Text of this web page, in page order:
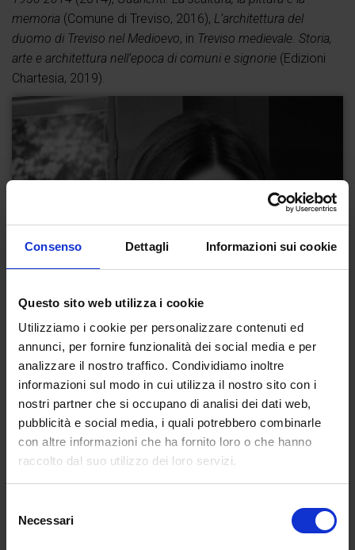
Consenso Dettagli Informazioni sui cookie
Questo sito web utilizza i cookie
Utilizziamo i cookie per personalizzare contenuti ed
annunci, per fornire funzionalità dei social media e per
analizzare il nostro traffico. Condividiamo inoltre
informazioni sul modo in cui utilizza il nostro sito con i
nostri partner che si occupano di analisi dei dati web,
pubblicità e social media, i quali potrebbero combinarle
con altre informazioni che ha fornito loro o che hanno
raccolto dal suo utilizzo dei loro servizi.
delNecessari
memoria (Comune di Treviso, 2016), L’architettura del
duomo di Treviso nel Medioevo, in Treviso medievale. Storia,
arte e architettura nell’epoca di comuni e signorie (Edizioni
Chartesia, 2019).